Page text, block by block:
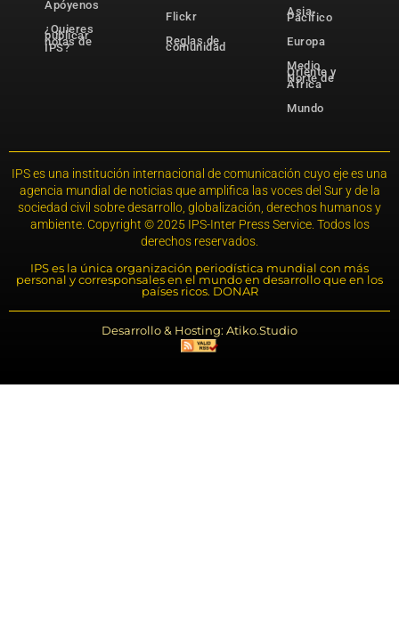
Apóyenos
¿Quieres
publicar
notas de
IPS?
Flickr
Reglas de
comunidad
Asia-
Pacífico
Europa
Medio
Oriente y
Norte de
África
Mundo
IPS es una institución internacional de comunicación cuyo eje es una
agencia mundial de noticias que amplifica las voces del Sur y de la
sociedad civil sobre desarrollo, globalización, derechos humanos y
ambiente. Copyright © 2025 IPS-Inter Press Service. Todos los
derechos reservados.
IPS es la única organización periodística mundial con más
personal y corresponsales en el mundo en desarrollo que en los
países ricos. DONAR
Desarrollo & Hosting: Atiko.Studio